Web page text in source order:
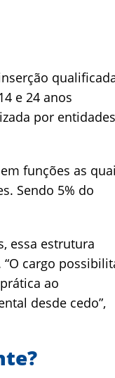
e 24 anos
por entidades
funções as
Sendo 5% do
essa estrutura
cargo
ao
desde cedo”,